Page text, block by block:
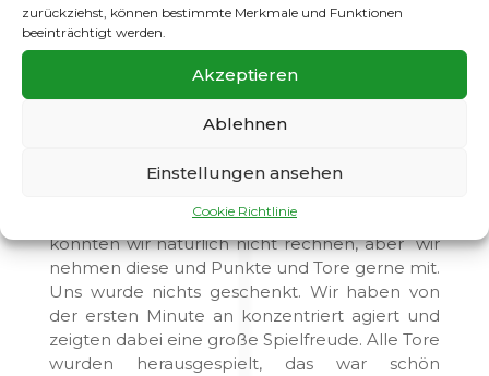
zurückziehst, können bestimmte Merkmale und Funktionen
beeinträchtigt werden.
Akzeptieren
Ablehnen
Einstellungen ansehen
Cookie Richtlinie
entgegen. Nach sechs langen Wochen
Vorbereitung ging es am Sonntag nun endlich
los. Dennoch gibt es zu Beginn einer Saison
auch immer viele Fragezeichen. Was hat die
Vorbereitung gebracht, wo steht die eigene
anderen Teams? Diese Frage kann nach dem
beantwortet werden. Mit so einem Auftakt
konnten wir natürlich nicht rechnen, aber wir
nehmen diese und Punkte und Tore gerne mit.
Uns wurde nichts geschenkt. Wir haben von
der ersten Minute an konzentriert agiert und
zeigten dabei eine große Spielfreude. Alle Tore
wurden herausgespielt, das war schön